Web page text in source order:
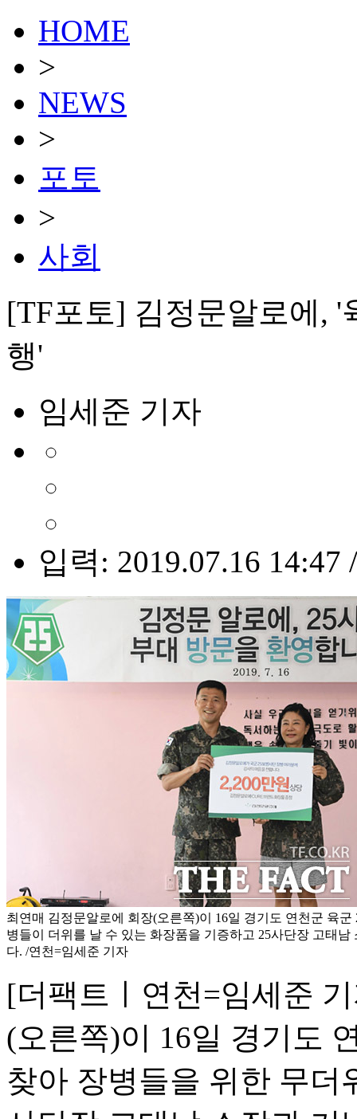
HOME
>
NEWS
>
포토
>
사회
[TF포토] 김정문알로에, '
행'
임세준 기자
입력: 2019.07.16 14:47
최연매 김정문알로에 회장(오른쪽)이 16일 경기도 연천군 육
병들이 더위를 날 수 있는 화장품을 기증하고 25사단장 고태남
다. /연천=임세준 기자
[더팩트ㅣ연천=임세준
(오른쪽)이 16일 경기도
찾아 장병들을 위한 무더